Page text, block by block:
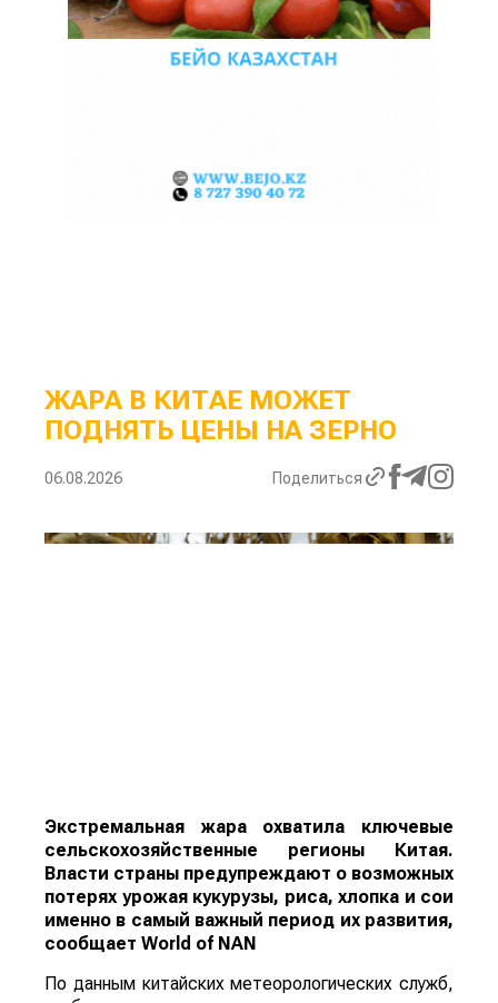
ЖАРА В КИТАЕ МОЖЕТ
ПОДНЯТЬ ЦЕНЫ НА ЗЕРНО
06.08.2026 Поделиться
Экстремальная жара охватила ключевые
сельскохозяйственные регионы Китая.
Власти страны предупреждают о возможных
потерях урожая кукурузы, риса, хлопка и сои
именно в самый важный период их развития,
сообщает World of NAN
По данным китайских метеорологических служб,